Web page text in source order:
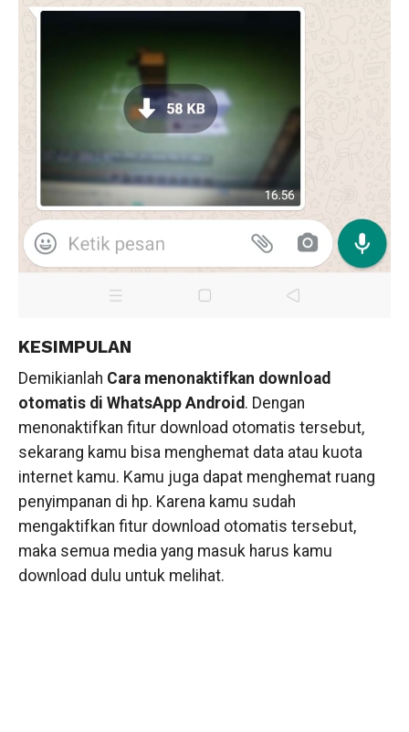
KESIMPULAN
Demikianlah Cara menonaktifkan download
otomatis di WhatsApp Android. Dengan
menonaktifkan fitur download otomatis tersebut,
sekarang kamu bisa menghemat data atau kuota
internet kamu. Kamu juga dapat menghemat ruang
penyimpanan di hp. Karena kamu sudah
mengaktifkan fitur download otomatis tersebut,
maka semua media yang masuk harus kamu
download dulu untuk melihat.